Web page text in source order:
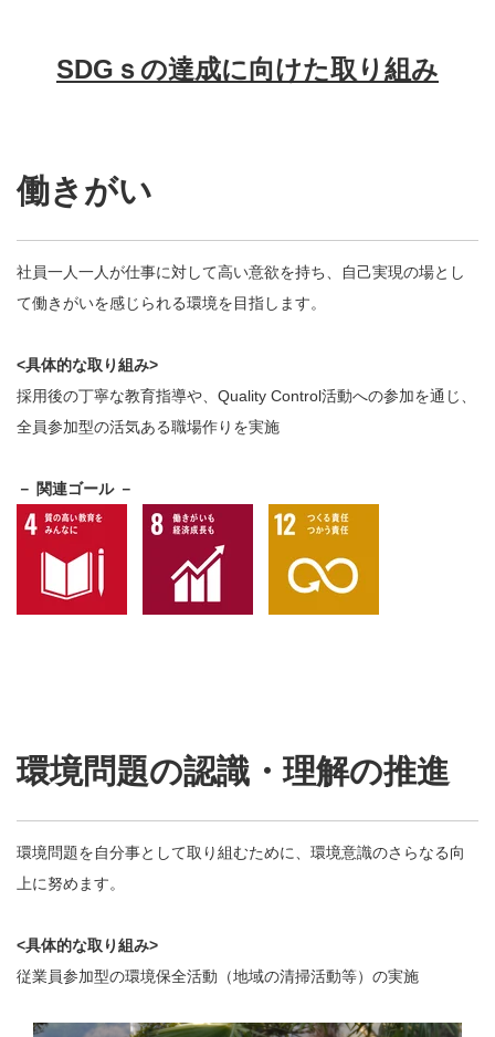
SDGｓの達成に向けた取り組み
働きがい
社員一人一人が仕事に対して高い意欲を持ち、自己実現の場とし
て働きがいを感じられる環境を目指します。
<具体的な取り組み>
採用後の丁寧な教育指導や、Quality Control活動への参加を通じ、
全員参加型の活気ある職場作りを実施
－ 関連ゴール －
環境問題の認識・理解の推進
環境問題を自分事として取り組むために、環境意識のさらなる向
上に努めます。
<具体的な取り組み>
従業員参加型の環境保全活動（地域の清掃活動等）の実施